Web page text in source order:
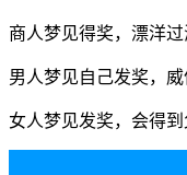
商人梦见得奖，漂洋过
男人梦见自己发奖，威
女人梦见发奖，会得到